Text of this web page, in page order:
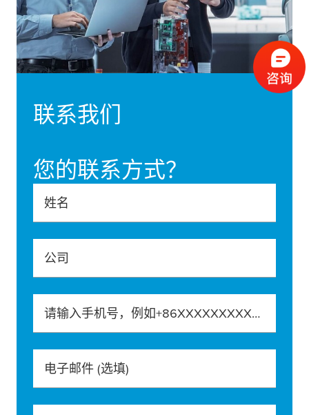
联系我们
您的联系方式？
姓名
公司
请输入手机号，例如+86XXXXXXXXXXX
电子邮件 (选填)